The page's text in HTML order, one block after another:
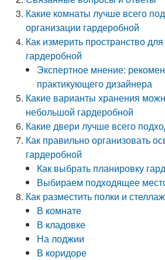
Какие комнаты лучше всего
организации гардеробной
Как измерить пространство
гардеробной
Экспертное мнение:
практикующего дизайнера
Какие варианты хранения
небольшой гардеробной
Какие двери лучше всего
Как правильно организовать
гардеробной
Как выбрать планировку
Выбираем подходящее
Как разместить полки и
В комнате
В кладовке
На лоджии
В коридоре